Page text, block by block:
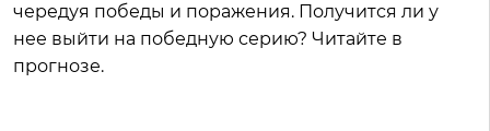
чередуя победы и поражения. Получится ли у
нее выйти на победную серию? Читайте в
прогнозе.